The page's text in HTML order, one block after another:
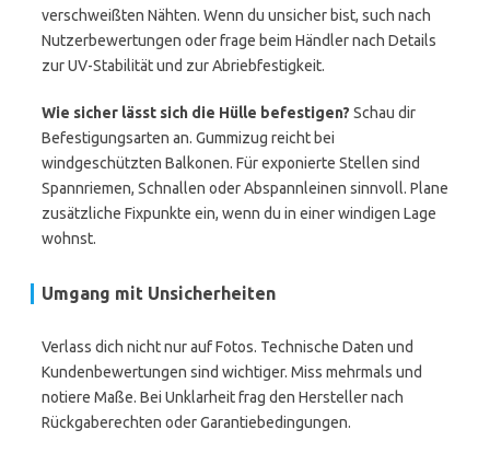
verschweißten Nähten. Wenn du unsicher bist, such nach
Nutzerbewertungen oder frage beim Händler nach Details
zur UV-Stabilität und zur Abriebfestigkeit.
Wie sicher lässt sich die Hülle befestigen? Schau dir
Befestigungsarten an. Gummizug reicht bei
windgeschützten Balkonen. Für exponierte Stellen sind
Spannriemen, Schnallen oder Abspannleinen sinnvoll. Plane
zusätzliche Fixpunkte ein, wenn du in einer windigen Lage
wohnst.
Umgang mit Unsicherheiten
Verlass dich nicht nur auf Fotos. Technische Daten und
Kundenbewertungen sind wichtiger. Miss mehrmals und
notiere Maße. Bei Unklarheit frag den Hersteller nach
Rückgaberechten oder Garantiebedingungen.